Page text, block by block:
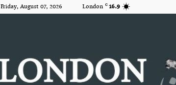
16.9
C
London Friday, August 07, 2026 جمعه, ۱۶ مرداد ۱۴۰۵